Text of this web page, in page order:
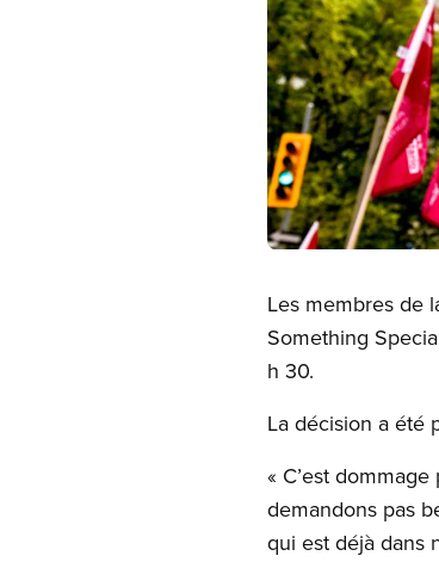
Les membres de
Something
h 30.
La décision a été
« C’est
demandons pas
qui est déjà dans